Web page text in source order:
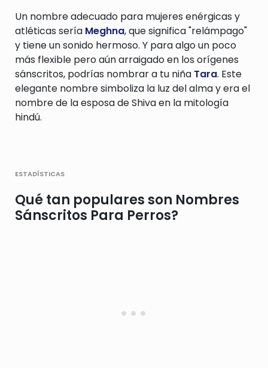
Un nombre adecuado para mujeres enérgicas y
atléticas sería Meghna, que significa "relámpago"
y tiene un sonido hermoso. Y para algo un poco
más flexible pero aún arraigado en los orígenes
sánscritos, podrías nombrar a tu niña Tara. Este
elegante nombre simboliza la luz del alma y era el
nombre de la esposa de Shiva en la mitología
hindú.
estadísticas
Qué tan populares son Nombres
Sánscritos Para Perros?